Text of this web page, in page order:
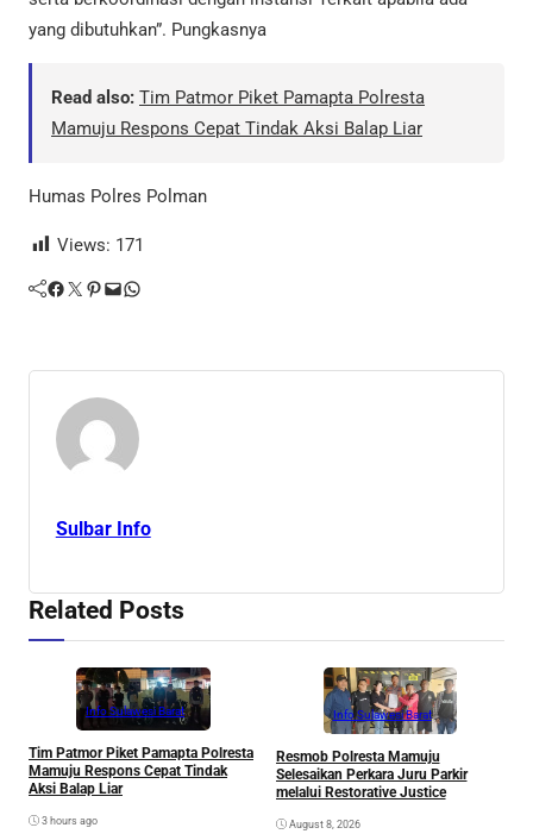
yang dibutuhkan”. Pungkasnya
Read also: Tim Patmor Piket Pamapta Polresta
Mamuju Respons Cepat Tindak Aksi Balap Liar
Humas Polres Polman
Views: 171
Facebook Twitter Pinterest Mail WhatsApp
Sulbar Info
Related Posts
Info Sulawesi Barat
Tim Patmor Piket Pamapta Polresta
Mamuju Respons Cepat Tindak
Aksi Balap Liar
3 hours ago
Info Sulawesi Barat
Resmob Polresta Mamuju
Selesaikan Perkara Juru Parkir
melalui Restorative Justice
August 8, 2026